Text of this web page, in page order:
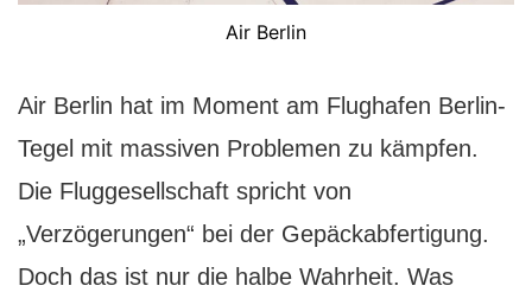
Air Berlin
Air Berlin hat im Moment am Flughafen Berlin-
Tegel mit massiven Problemen zu kämpfen.
Die Fluggesellschaft spricht von
„Verzögerungen“ bei der Gepäckabfertigung.
Doch das ist nur die halbe Wahrheit. Was